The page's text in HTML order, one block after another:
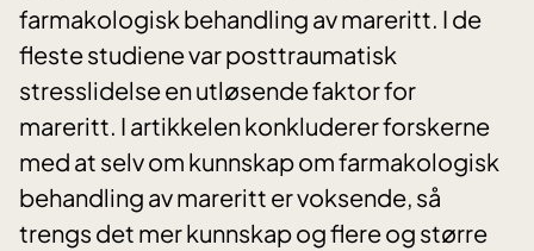
farmakologisk behandling av mareritt. I de
fleste studiene var posttraumatisk
stresslidelse en utløsende faktor for
mareritt. I artikkelen konkluderer forskerne
med at selv om kunnskap om farmakologisk
behandling av mareritt er voksende, så
trengs det mer kunnskap og flere og større